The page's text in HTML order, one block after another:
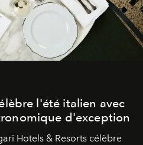
l'été italien avec
d'exception
Hotels & Resorts célèbre